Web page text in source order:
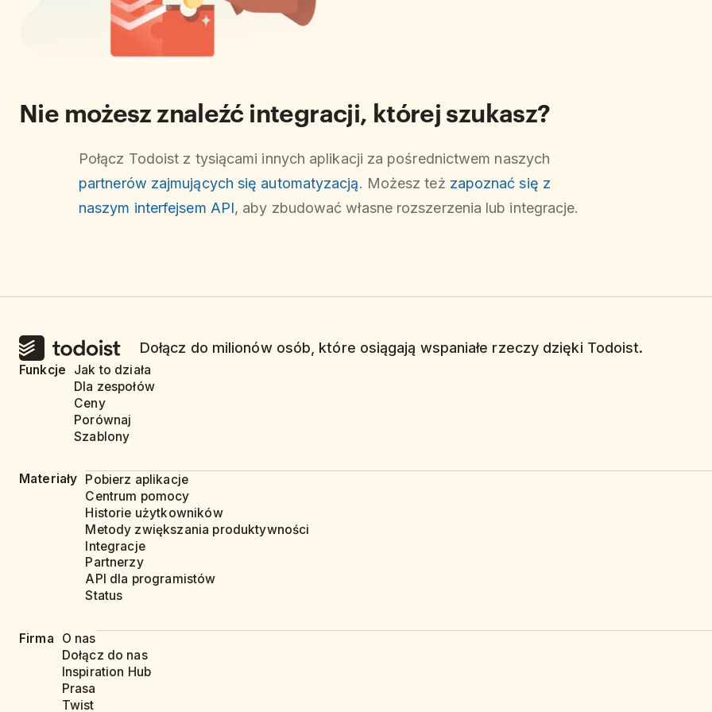
Nie możesz znaleźć integracji, której szukasz?
Połącz Todoist z tysiącami innych aplikacji za pośrednictwem naszych
partnerów zajmujących się automatyzacją. Możesz też zapoznać się z
naszym interfejsem API, aby zbudować własne rozszerzenia lub integracje.
Dołącz do milionów osób, które osiągają wspaniałe rzeczy dzięki Todoist.
Funkcje
Jak to działa
Dla zespołów
Ceny
Porównaj
Szablony
Materiały Pobierz aplikacje
Centrum pomocy
Historie użytkowników
Metody zwiększania produktywności
Integracje
Partnerzy
API dla programistów
Status
Firma
O nas
Dołącz do nas
Inspiration Hub
Prasa
Twist